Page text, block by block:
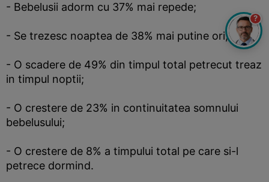
- Bebelusii adorm cu 37% mai repede;
- Se trezesc noaptea de 38% mai putine ori;
- O scadere de 49% din timpul total petrecut treaz
in timpul noptii;
- O crestere de 23% in continuitatea somnului
bebelusului;
- O crestere de 8% a timpului total pe care si-l
petrece dormind.
?